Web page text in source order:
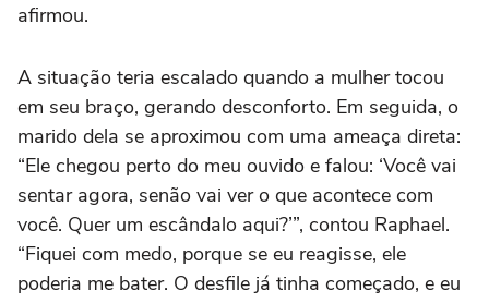
afirmou.
A situação teria escalado quando a mulher tocou
em seu braço, gerando desconforto. Em seguida, o
marido dela se aproximou com uma ameaça direta:
“Ele chegou perto do meu ouvido e falou: ‘Você vai
sentar agora, senão vai ver o que acontece com
você. Quer um escândalo aqui?’”, contou Raphael.
“Fiquei com medo, porque se eu reagisse, ele
poderia me bater. O desfile já tinha começado, e eu